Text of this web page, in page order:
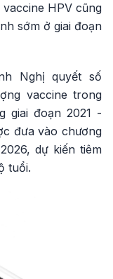
HPV cũng
sớm ở giai đoạn
Nghị quyết số
vaccine trong
giai đoạn 2021 -
đưa vào chương
dự kiến tiêm
tuổi.